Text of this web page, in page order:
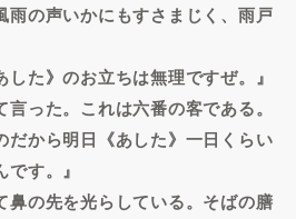
雨の声いかにもすさまじく、雨戸
した》のお立ちは無理ですぜ。』
った。これは六番の客である。
だから明日《あした》一日くらい
す。』
の先を光らしている。そばの膳